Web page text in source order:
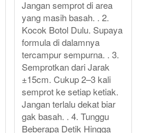
Jangan semprot di area
yang masih basah. . 2.
Kocok Botol Dulu. Supaya
formula di dalamnya
tercampur sempurna. . 3.
Semprotkan dari Jarak
±15cm. Cukup 2–3 kali
semprot ke setiap ketiak.
Jangan terlalu dekat biar
gak basah. . 4. Tunggu
Beberapa Detik Hingga